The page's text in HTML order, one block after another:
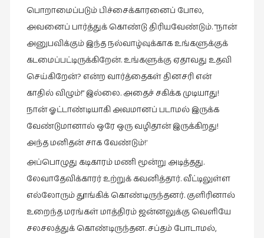
பொறாமைப்படும் பிச்சைக்காரனைப் போல,
அவனைப் பார்த்துக் கொண்டு திரியவேண்டும். “நான்
அனுபவிக்கும் இந்த நல்வாழ்வுக்காக உங்களுக்குக்
கடமைப்பட்டிருக்கிறேன். உங்களுக்கு ஏதாவது உதவி
செய்கிறேன்? என்ற வார்த்தைகள் தினசரி என்
காதில் விழும்!” இல்லை. அதைச் சகிக்க முடியாது!
நான் ஓட்டாண்டியாகி அவமானப் படாமல் இருக்க
வேண்டுமானால் ஒரே ஒரு வழிதான் இருக்கிறது!
அந்த மனிதன் சாக வேண்டும்!’
அப்பொழுது கடிகாரம் மணி மூன்று அடித்தது.
லேவாதேவிக்காரர் உற்றுக் கவனித்தார். வீட்டிலுள்ள
எல்லோரும் தூங்கிக் கொண்டிருந்தனர். குளிரினால்
உறைந்த மரங்கள் மாத்திரம் ஜன்னலுக்கு வெளியே
சலசலத்துக் கொண்டிருந்தன. சப்தம் போடாமல்,